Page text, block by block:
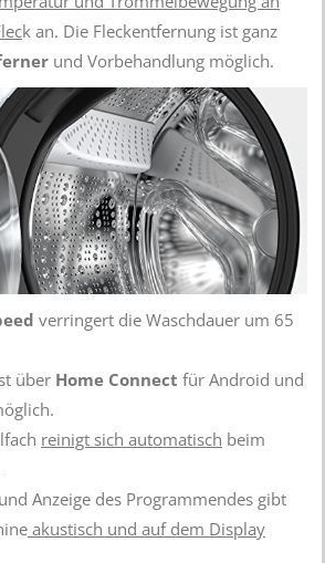
k an. Die Fleckentfernung ist ganz
und Vorbehandlung möglich.
verringert die Waschdauer um 65
über Home Connect für Android und
reinigt sich automatisch beim
Anzeige des Programmendes gibt
akustisch und auf dem Display